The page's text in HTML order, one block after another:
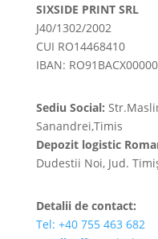
SIXSIDE PRINT SRL
J40/1302/2002
CUI RO14468410
IBAN:
Sediu Social:
Sanandrei,Timis
Depozit logistic
Dudestii Noi, Jud.
Detalii de contact:
Tel: +40 755 463 682